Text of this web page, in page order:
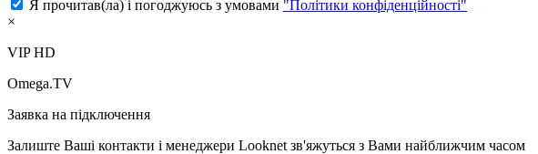
Я прочитав(ла) і погоджуюсь з умовами "Політики конфіденційності"
×
VIP HD
Omega.TV
Заявка на підключення
Залиште Ваші контакти і менеджери Looknet зв'яжуться з Вами найближчим часом